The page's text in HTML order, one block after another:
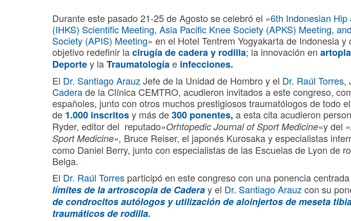
Durante este pasado 21-25 de Agosto se celebró el «6th Indonesian
(IHKS) Scientific Meeting, Asia Pacific Knee Society (APKS) Meeting,
Society (APIS) Meeting» en el Hotel Tentrem Yogyakarta de Indonesia y
objetivo redefinir lacirugía de cadera y rodilla; la innovación en
Deportey laTraumatologíae infecciones.
El Dr. Santiago Arauz Jefe de la Unidad de Hombro y el Dr. Raúl Torres,
Caderade la Clínica CEMTRO, acudieron invitados a este congreso,
españoles, junto con otros muchos prestigiosos traumatólogos de todo
de 1.000 inscritosy más de300 ponentes, a esta cita acudieron
Ryder, editor del reputado»Orhtopedic Journal of Sport Medicine«y del
Sport Medicine», Bruce Reiser, el japonés Kurosaka y especialistas
como Daniel Berry, junto con especialistas de las Escuelas de Lyon de
Belga.
El Dr. Raúl Torres participó en este congreso con una ponencia
límites de laartroscopia de Caderay el Dr. Santiago Arauz con su
decondrocitos autólogos y utilización de aloinjertos de meseta
traumáticos de rodilla.